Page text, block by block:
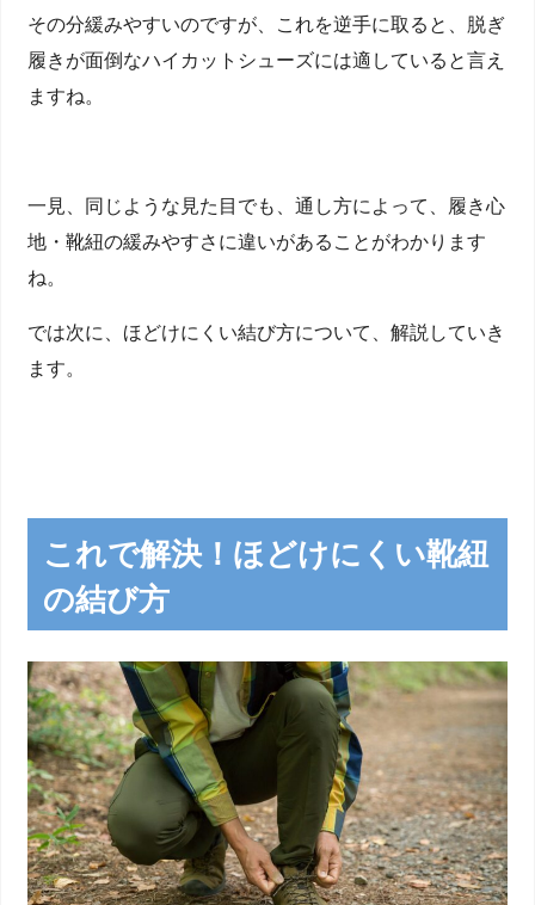
その分緩みやすいのですが、これを逆手に取ると、脱ぎ
履きが面倒なハイカットシューズには適していると言え
ますね。
一見、同じような見た目でも、通し方によって、履き心
地・靴紐の緩みやすさに違いがあることがわかります
ね。
では次に、ほどけにくい結び方について、解説していき
ます。
これで解決！ほどけにくい靴紐
の結び方